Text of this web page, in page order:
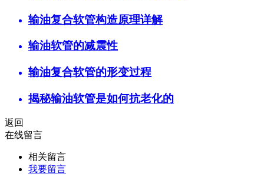
输油复合软管构造原理详解
输油软管的减震性
输油复合软管的形变过程
揭秘输油软管是如何抗老化的
返回
在线留言
相关留言
我要留言